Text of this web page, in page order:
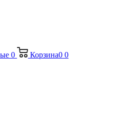
0 Корзина0 0